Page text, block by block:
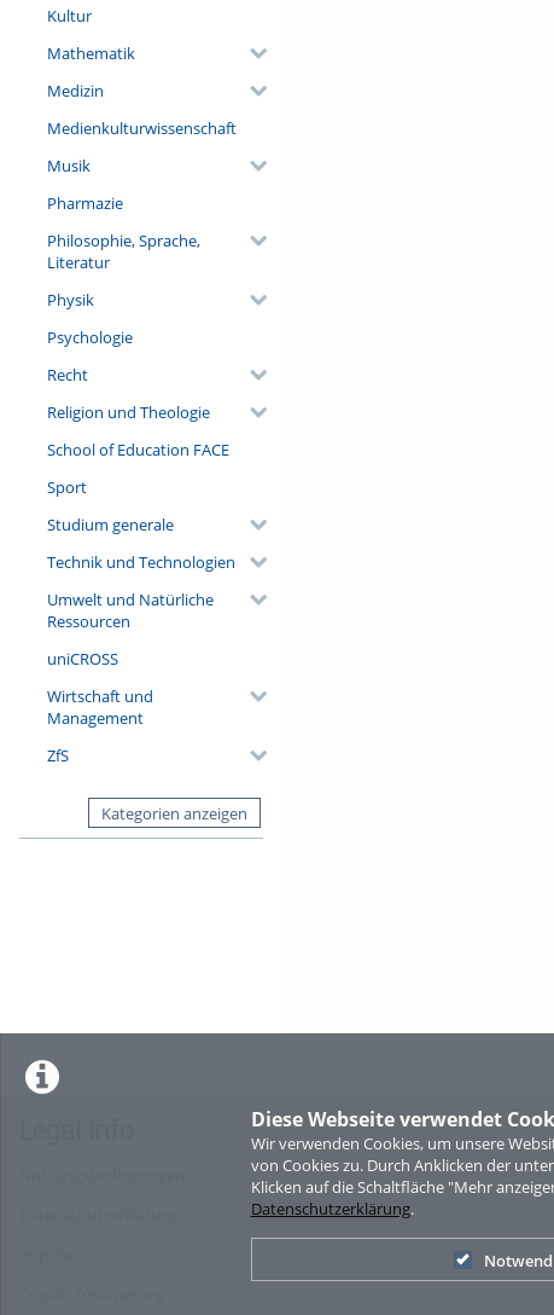
Diese Webseite verwendet
Wir verwenden Cookies, um unsere
von Cookies zu. Durch Anklicken der
Klicken auf die Schaltfläche "Mehr
Datenschutzerklärung.
Kultur
Mathematik
Medizin
Medienkulturwissenschaft
Musik
Pharmazie
Philosophie, Sprache,
Literatur
Physik
Psychologie
Recht
Religion und Theologie
School of Education FACE
Sport
Studium generale
Technik und Technologien
Umwelt und Natürliche
Ressourcen
uniCROSS
Wirtschaft und
Management
ZfS
Kategorien anzeigen